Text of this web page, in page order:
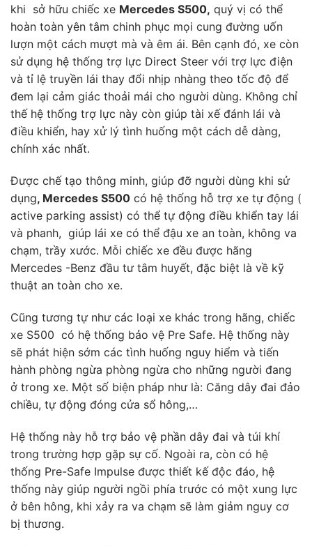
khi sở hữu chiếc xe Mercedes S500, quý vị có thể
hoàn toàn yên tâm chinh phục mọi cung đường uốn
lượn một cách mượt mà và êm ái. Bên cạnh đó, xe còn
sử dụng hệ thống trợ lực Direct Steer với trợ lực điện
và tỉ lệ truyền lái thay đổi nhịp nhàng theo tốc độ để
đem lại cảm giác thoải mái cho người dùng. Không chỉ
thế hệ thống trợ lực này còn giúp tài xế đánh lái và
điều khiển, hay xử lý tình huống một cách dễ dàng,
chính xác nhất.
Được chế tạo thông minh, giúp đỡ người dùng khi sử
dụng, Mercedes S500 có hệ thống hỗ trợ xe tự động (
active parking assist) có thể tự động điều khiển tay lái
và phanh, giúp lái xe có thể đậu xe an toàn, không va
chạm, trầy xước. Mỗi chiếc xe đều được hãng
Mercedes -Benz đầu tư tâm huyết, đặc biệt là về kỹ
thuật an toàn cho xe.
Cũng tương tự như các loại xe khác trong hãng, chiếc
xe S500 có hệ thống bảo vệ Pre Safe. Hệ thống này
sẽ phát hiện sớm các tình huống nguy hiểm và tiến
hành phòng ngừa phòng ngừa cho những người đang
ở trong xe. Một số biện pháp như là: Căng dây đai đảo
chiều, tự động đóng cửa sổ hông,…
Hệ thống này hỗ trợ bảo vệ phần dây đai và túi khí
trong trường hợp gặp sự cố. Ngoài ra, còn có hệ
thống Pre-Safe Impulse được thiết kế độc đáo, hệ
thống này giúp người ngồi phía trước có một xung lực
ở bên hông, khi xảy ra va chạm sẽ làm giảm nguy cơ
bị thương.